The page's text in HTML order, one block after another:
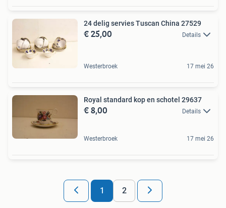
24 delig servies Tuscan China 27529
€ 25,00 Details
Westerbroek 17 mei 26
Royal standard kop en schotel 29637
€ 8,00 Details
Westerbroek 17 mei 26
1 2